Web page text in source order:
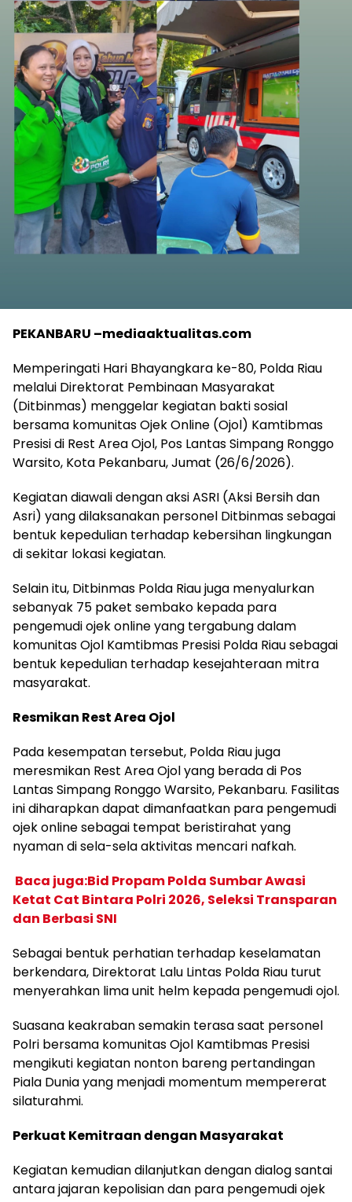
PEKANBARU –mediaaktualitas.com
Memperingati Hari Bhayangkara ke-80, Polda Riau
melalui Direktorat Pembinaan Masyarakat
(Ditbinmas) menggelar kegiatan bakti sosial
bersama komunitas Ojek Online (Ojol) Kamtibmas
Presisi di Rest Area Ojol, Pos Lantas Simpang Ronggo
Warsito, Kota Pekanbaru, Jumat (26/6/2026).
Kegiatan diawali dengan aksi ASRI (Aksi Bersih dan
Asri) yang dilaksanakan personel Ditbinmas sebagai
bentuk kepedulian terhadap kebersihan lingkungan
di sekitar lokasi kegiatan.
Selain itu, Ditbinmas Polda Riau juga menyalurkan
sebanyak 75 paket sembako kepada para
pengemudi ojek online yang tergabung dalam
komunitas Ojol Kamtibmas Presisi Polda Riau sebagai
bentuk kepedulian terhadap kesejahteraan mitra
masyarakat.
Resmikan Rest Area Ojol
Pada kesempatan tersebut, Polda Riau juga
meresmikan Rest Area Ojol yang berada di Pos
Lantas Simpang Ronggo Warsito, Pekanbaru. Fasilitas
ini diharapkan dapat dimanfaatkan para pengemudi
ojek online sebagai tempat beristirahat yang
nyaman di sela-sela aktivitas mencari nafkah.
Baca juga:Bid Propam Polda Sumbar Awasi
Ketat Cat Bintara Polri 2026, Seleksi Transparan
dan Berbasi SNI
Sebagai bentuk perhatian terhadap keselamatan
berkendara, Direktorat Lalu Lintas Polda Riau turut
menyerahkan lima unit helm kepada pengemudi ojol.
Suasana keakraban semakin terasa saat personel
Polri bersama komunitas Ojol Kamtibmas Presisi
mengikuti kegiatan nonton bareng pertandingan
Piala Dunia yang menjadi momentum mempererat
silaturahmi.
Perkuat Kemitraan dengan Masyarakat
Kegiatan kemudian dilanjutkan dengan dialog santai
antara jajaran kepolisian dan para pengemudi ojek